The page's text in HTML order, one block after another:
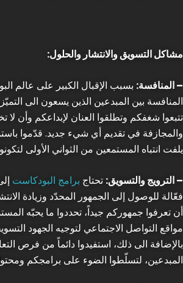
مشاكل التسويق والانتشار والحلول:
– المنافسة: بسبب الإقبال الكبير على عالم
المنافسة بين المبدعين الذين يسعون الى
تتبعوا شغفكم وتطلقوا العنان لإبداعكم وأن لا
والمجازفة في تقديم أي شيء جديد. قدّموا
يلفت انتباه المستمعين من الثواني الأولى
– الترويج والتسويق: تحتاج برامج البودكاست
فعّالة للوصول إلى الجمهور المحدّد وزيادة
أن تعرفوا جمهوركم جيداً، تحددوا ما يحبّه
مواقع التواصل الاجتماعي لتوجيه الجهود
بالإضافة الى ذلك، استفيدوا دائماً من فرص
المبدعين، لتسلّطوا الضوء على برامجكم